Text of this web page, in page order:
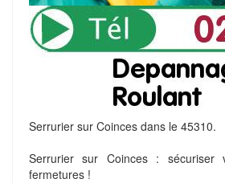
Serrurier sur Coinces dans le 45310.
Serrurier sur Coinces : sécuriser
fermetures !